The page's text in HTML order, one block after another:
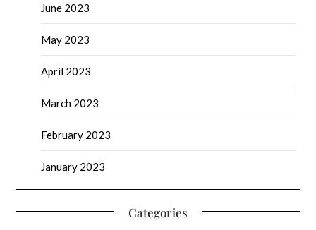
June 2023
May 2023
April 2023
March 2023
February 2023
January 2023
Categories